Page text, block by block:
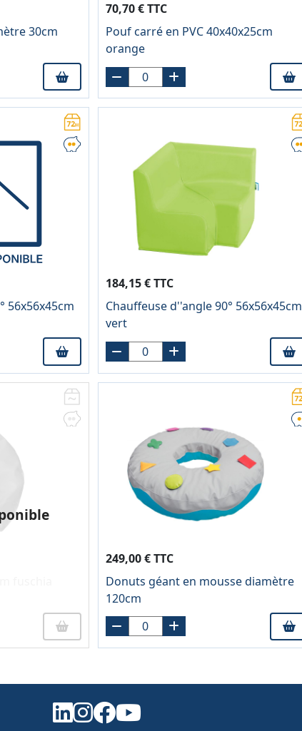
30cm
70,70 € TTC
Pouf carré en PVC 40x40x25cm
orange
56x56x45cm
184,15 € TTC
Chauffeuse d''angle 90° 56x56x45cm
vert
249,00 € TTC
Donuts géant en mousse diamètre
120cm